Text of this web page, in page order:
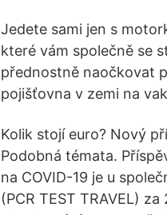
Jedete sami jen s
které vám společně se
přednostně naočkovat
pojišťovna v zemi na
Kolik stojí euro? Nový
Podobná témata.
na COVID-19 je u
(PCR TEST TRAVEL)